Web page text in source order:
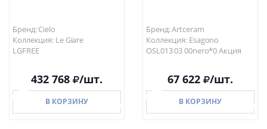
Бренд: Cielo
Коллекция: Le Giare
LGFREE
432 768 /шт.
В КОРЗИНУ
Бренд: Artceram
Коллекция: Esagono
OSL013 03 00nero*0 Акция
67 622 /шт.
В КОРЗИНУ